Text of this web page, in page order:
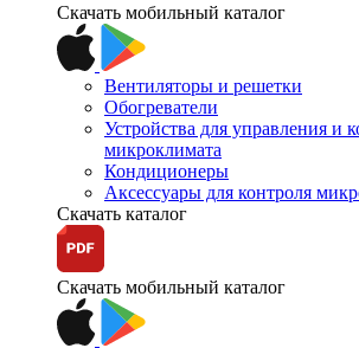
Скачать мобильный каталог
Вентиляторы и решетки
Обогреватели
Устройства для управления и
микроклимата
Кондиционеры
Аксессуары для контроля
Скачать каталог
Скачать мобильный каталог